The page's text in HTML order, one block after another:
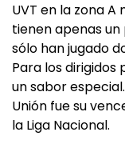
UVT en la zona A
tienen apenas
sólo han jugado
Para los dirigidos
un sabor
Unión fue su
la Liga Nacional.